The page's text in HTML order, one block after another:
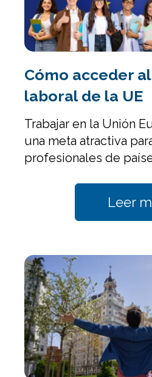
Cómo acceder
laboral de la UE
Trabajar en la Unión
una meta atractiva
profesionales de
Leer